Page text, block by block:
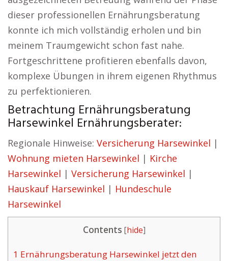
dieser professionellen Ernährungsberatung
konnte ich mich vollständig erholen und bin
meinem Traumgewicht schon fast nahe.
Fortgeschrittene profitieren ebenfalls davon,
komplexe Übungen in ihrem eigenen Rhythmus
zu perfektionieren.
Betrachtung Ernährungsberatung
Harsewinkel Ernährungsberater:
Regionale Hinweise: Versicherung Harsewinkel |
Wohnung mieten Harsewinkel | Kirche
Harsewinkel | Versicherung Harsewinkel |
Hauskauf Harsewinkel | Hundeschule
Harsewinkel
Contents [hide]
1 Ernährungsberatung Harsewinkel jetzt den